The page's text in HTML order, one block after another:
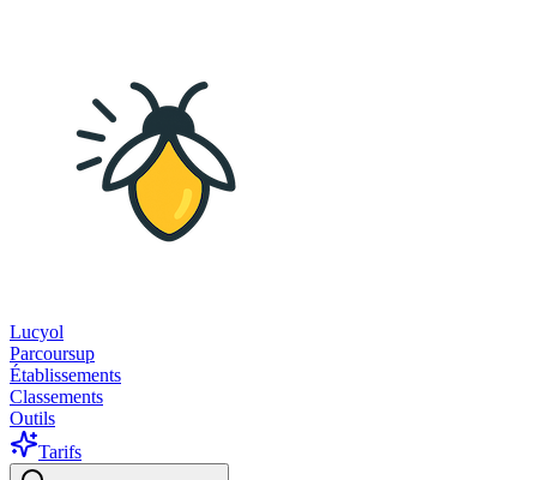
Lucyol
Parcoursup
Établissements
Classements
Outils
Tarifs